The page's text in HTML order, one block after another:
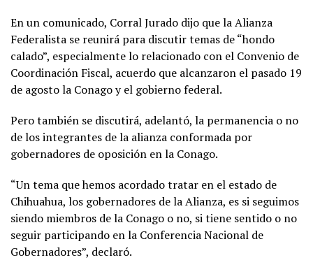
En un comunicado, Corral Jurado dijo que la Alianza
Federalista se reunirá para discutir temas de “hondo
calado”, especialmente lo relacionado con el Convenio de
Coordinación Fiscal, acuerdo que alcanzaron el pasado 19
de agosto la Conago y el gobierno federal.
Pero también se discutirá, adelantó, la permanencia o no
de los integrantes de la alianza conformada por
gobernadores de oposición en la Conago.
“Un tema que hemos acordado tratar en el estado de
Chihuahua, los gobernadores de la Alianza, es si seguimos
siendo miembros de la Conago o no, si tiene sentido o no
seguir participando en la Conferencia Nacional de
Gobernadores”, declaró.